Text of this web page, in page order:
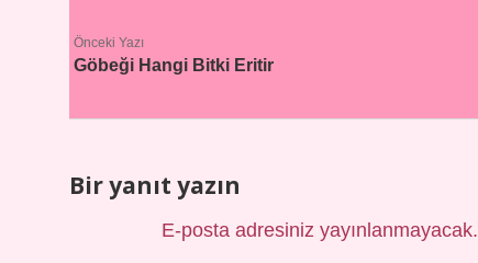
Önceki Yazı
Göbeği Hangi Bitki Eritir
Bir yanıt yazın
E-posta adresiniz yayınlanmayacak.